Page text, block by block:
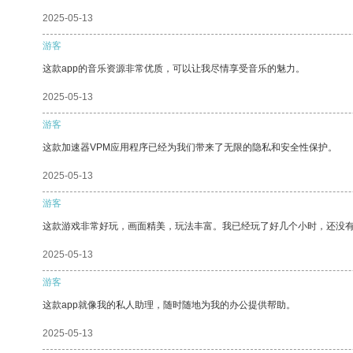
2025-05-13
游客
这款app的音乐资源非常优质，可以让我尽情享受音乐的魅力。
2025-05-13
游客
这款加速器VPM应用程序已经为我们带来了无限的隐私和安全性保护。
2025-05-13
游客
这款游戏非常好玩，画面精美，玩法丰富。我已经玩了好几个小时，还没
2025-05-13
游客
这款app就像我的私人助理，随时随地为我的办公提供帮助。
2025-05-13